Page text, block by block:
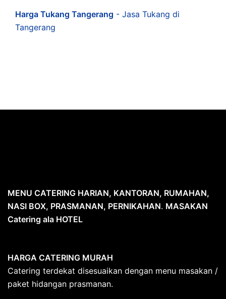
Harga Tukang Tangerang - Jasa Tukang di
Tangerang
MENU CATERING HARIAN, KANTORAN, RUMAHAN,
NASI BOX, PRASMANAN, PERNIKAHAN. MASAKAN
Catering ala HOTEL
HARGA CATERING MURAH
Catering terdekat disesuaikan dengan menu masakan /
paket hidangan prasmanan.